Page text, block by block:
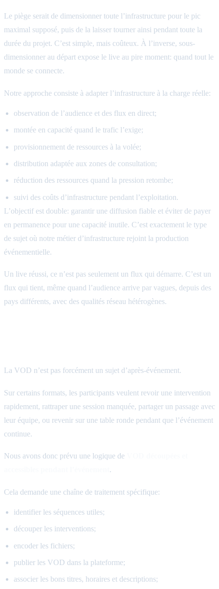
Le piège serait de dimensionner toute l’infrastructure pour le pic
maximal supposé, puis de la laisser tourner ainsi pendant toute la
durée du projet. C’est simple, mais coûteux. À l’inverse, sous-
dimensionner au départ expose le live au pire moment: quand tout le
monde se connecte.
Notre approche consiste à adapter l’infrastructure à la charge réelle:
observation de l’audience et des flux en direct;
montée en capacité quand le trafic l’exige;
provisionnement de ressources à la volée;
distribution adaptée aux zones de consultation;
réduction des ressources quand la pression retombe;
suivi des coûts d’infrastructure pendant l’exploitation.
L’objectif est double: garantir une diffusion fiable et éviter de payer
en permanence pour une capacité inutile. C’est exactement le type
de sujet où notre métier d’infrastructure rejoint la production
événementielle.
Un live réussi, ce n’est pas seulement un flux qui démarre. C’est un
flux qui tient, même quand l’audience arrive par vagues, depuis des
pays différents, avec des qualités réseau hétérogènes.
La VOD n’est pas forcément un sujet d’après-événement.
Sur certains formats, les participants veulent revoir une intervention
rapidement, rattraper une session manquée, partager un passage avec
leur équipe, ou revenir sur une table ronde pendant que l’événement
continue.
Nous avons donc prévu une logique de
.
Cela demande une chaîne de traitement spécifique:
identifier les séquences utiles;
découper les interventions;
encoder les fichiers;
publier les VOD dans la plateforme;
associer les bons titres, horaires et descriptions;